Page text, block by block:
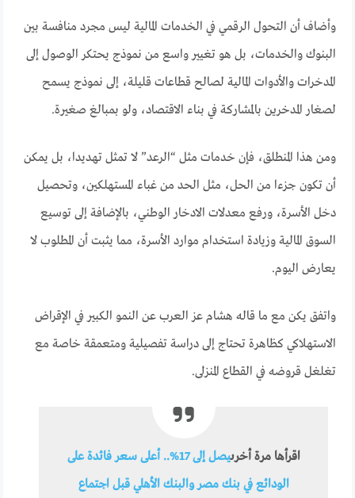
وأضاف أن التحول الرقمي في الخدمات المالية ليس مجرد منافسة بين
البنوك والخدمات، بل هو تغيير واسع من نموذج يحتكر الوصول إلى
المدخرات والأدوات المالية لصالح قطاعات قليلة، إلى نموذج يسمح
لصغار المدخرين بالمشاركة في بناء الاقتصاد، ولو بمبالغ صغيرة.
ومن هذا المنطلق، فإن خدمات مثل “الرعد” لا تمثل تهديدا، بل يمكن
أن تكون جزءا من الحل، مثل الحد من غباء المستهلكين، وتحصيل
دخل الأسرة، ورفع معدلات الادخار الوطني، بالإضافة إلى توسيع
السوق المالية وزيادة استخدام موارد الأسرة، مما يثبت أن المطلوب لا
يعارض اليوم.
واتفق يكن مع ما قاله هشام عز العرب عن النمو الكبير في الإقراض
الاستهلاكي كظاهرة تحتاج إلى دراسة تفصيلية ومتعمقة خاصة مع
تغلغل قروضه في القطاع المنزلي.
اقرأها مرة أخرى
يصل إلى 17%.. أعلى سعر فائدة على
الودائع في بنك مصر والبنك الأهلي قبل اجتماع